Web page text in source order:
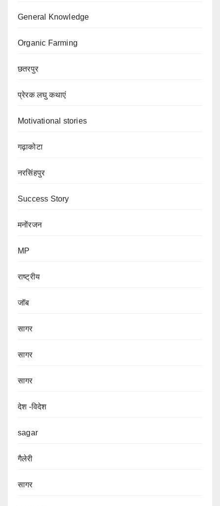
General Knowledge
Organic Farming
छतरपुर
प्रेरक लघु कथाएं
Motivational stories
गढ़ाकोटा
नरसिंहपुर
Success Story
मनोंरजन
MP
राष्ट्रीय
जॉब
सागर
सागर
सागर
देश -विदेश
sagar
गैलेरी
सागर